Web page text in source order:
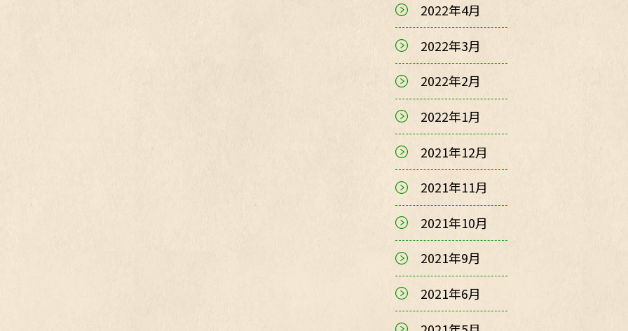
2022年4月
2022年3月
2022年2月
2022年1月
2021年12月
2021年11月
2021年10月
2021年9月
2021年6月